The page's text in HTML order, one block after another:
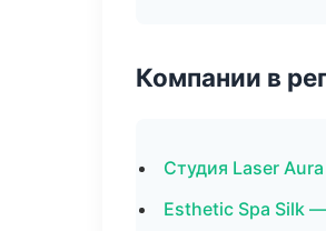
Компании в
Студия Laser
Esthetic Spa Silk